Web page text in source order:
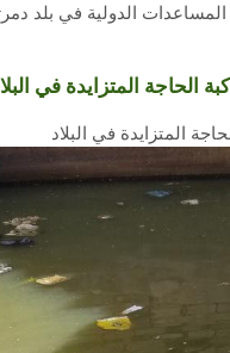
والمعروف ب كوفيد-19، وتقليص
الحاجة المتزايدة في
المتزايدة في البلاد